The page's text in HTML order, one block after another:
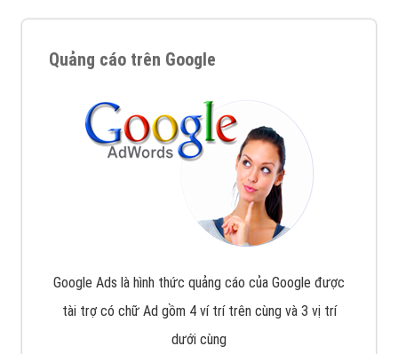
Quảng cáo trên Google
Google Ads là hình thức quảng cáo của Google được
tài trợ có chữ Ad gồm 4 ví trí trên cùng và 3 vị trí
dưới cùng